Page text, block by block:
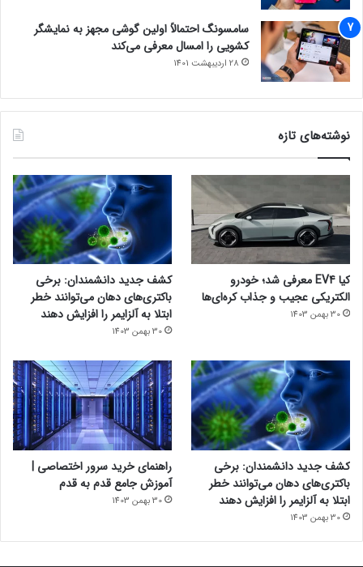
سامسونگ احتمالاً اولین گوشی مجهز به نمایشگر
کشویی را امسال معرفی می‌کند
28 اردیبهشت 1401
نوشته‌های تازه
کیا EV4 معرفی شد؛ خودرو
الکتریکی عجیب و جذاب کره‌ای‌ها
30 بهمن 1403
کشف جدید دانشمندان: برخی
باکتری‌های دهان می‌توانند خطر
ابتلا به آلزایمر را افزایش دهند
30 بهمن 1403
کشف جدید دانشمندان: برخی
باکتری‌های دهان می‌توانند خطر
ابتلا به آلزایمر را افزایش دهند
30 بهمن 1403
راهنمای خرید سرور اختصاصی |
آموزش جامع قدم به قدم
30 بهمن 1403